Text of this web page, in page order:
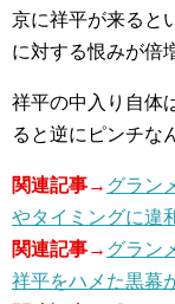
京に祥平が来ると
に対する恨みが倍
祥平の中入り自体
ると逆にピンチな
関連記事→ グラン
やタイミングに違
関連記事→ グラン
祥平をハメた黒幕